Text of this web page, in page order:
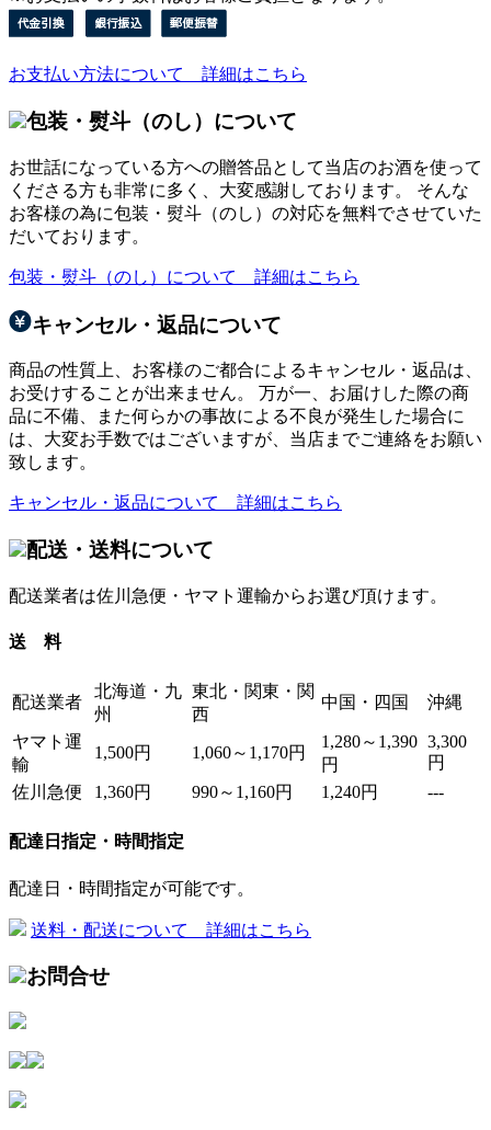
お支払い方法について 詳細はこちら
包装・熨斗（のし）について
お世話になっている方への贈答品として当店のお酒を使って
くださる方も非常に多く、大変感謝しております。 そんな
お客様の為に包装・熨斗（のし）の対応を無料でさせていた
だいております。
包装・熨斗（のし）について 詳細はこちら
キャンセル・返品について
商品の性質上、お客様のご都合によるキャンセル・返品は、
お受けすることが出来ません。 万が一、お届けした際の商
品に不備、また何らかの事故による不良が発生した場合に
は、大変お手数ではございますが、当店までご連絡をお願い
致します。
キャンセル・返品について 詳細はこちら
配送・送料について
配送業者は佐川急便・ヤマト運輸からお選び頂けます。
送 料
配送業者
北海道・九
州
東北・関東・関
西
中国・四国 沖縄
ヤマト運
輸
1,500円 1,060～1,170円
1,280～1,390
円
3,300
円
佐川急便
1,360円 990～1,160円 1,240円 ---
配達日指定・時間指定
配達日・時間指定が可能です。
送料・配送について 詳細はこちら
お問合せ